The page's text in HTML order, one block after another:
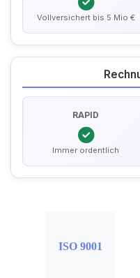
Vollversichert bis 5 Mio €
RAPID
Immer ordentlich